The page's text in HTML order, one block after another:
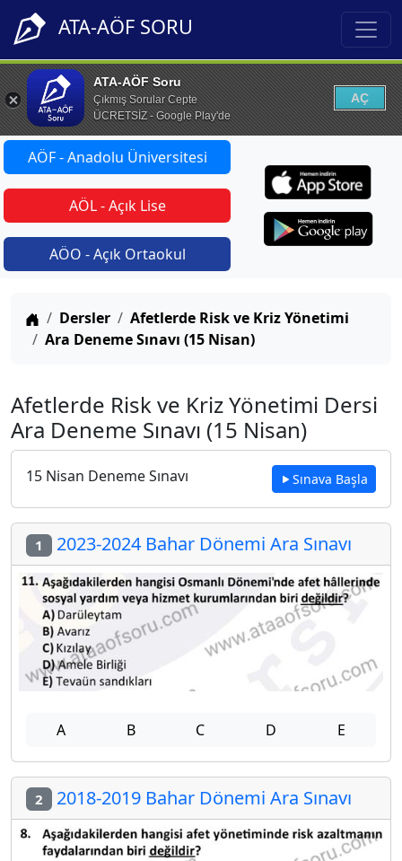
ATA-AÖF SORU
ATA-AÖF Soru
Çıkmış Sorular Cepte
ÜCRETSİZ - Google Play'de
AÇ
AÖF - Anadolu Üniversitesi
AÖL - Açık Lise
AÖO - Açık Ortaokul
Anasayfa
Dersler
Afetlerde Risk ve Kriz Yönetimi
Ara Deneme Sınavı (15 Nisan)
Afetlerde Risk ve Kriz Yönetimi Dersi
Ara Deneme Sınavı (15 Nisan)
15 Nisan Deneme Sınavı Sınava Başla
1 2023-2024 Bahar Dönemi Ara Sınavı
A B C D E
2 2018-2019 Bahar Dönemi Ara Sınavı